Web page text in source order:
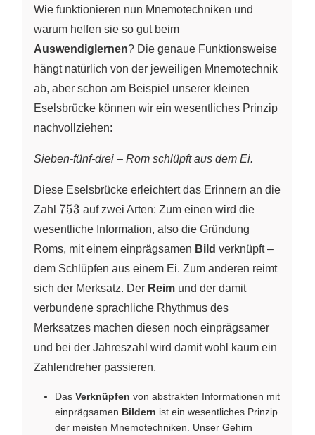
Wie funktionieren nun Mnemotechniken und
warum helfen sie so gut beim
Auswendiglernen? Die genaue Funktionsweise
hängt natürlich von der jeweiligen Mnemotechnik
ab, aber schon am Beispiel unserer kleinen
Eselsbrücke können wir ein wesentliches Prinzip
nachvollziehen:
Sieben-fünf-drei – Rom schlüpft aus dem Ei.
Diese Eselsbrücke erleichtert das Erinnern an die
Zahl 753
753 auf zwei Arten: Zum einen wird die
wesentliche Information, also die Gründung
Roms, mit einem einprägsamen Bild verknüpft –
dem Schlüpfen aus einem Ei. Zum anderen reimt
sich der Merksatz. Der Reim und der damit
verbundene sprachliche Rhythmus des
Merksatzes machen diesen noch einprägsamer
und bei der Jahreszahl wird damit wohl kaum ein
Zahlendreher passieren.
Das Verknüpfen von abstrakten Informationen mit
einprägsamen Bildern ist ein wesentliches Prinzip
der meisten Mnemotechniken. Unser Gehirn